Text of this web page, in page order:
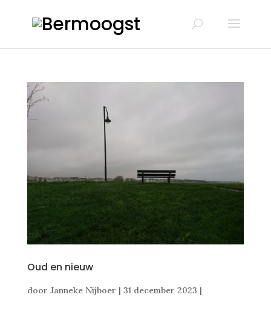
Oud en nieuw
door Janneke Nijboer | 31 december 2023 |